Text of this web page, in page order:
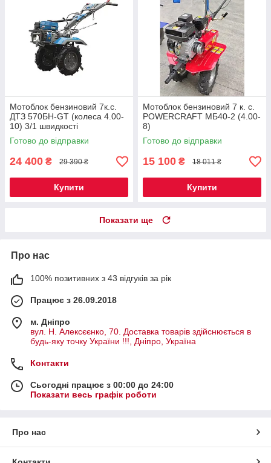
Мотоблок бензиновий 7к.с.
ДТЗ 570БН-GT (колеса 4.00-
10) 3/1 швидкості
БЕЗКОШТОВНА ДОСТАВКА
Готово до відправки
24 400 ₴ 29 390 ₴
Купити
Мотоблок бензиновий 7 к. с.
POWERCRAFT МБ40-2 (4.00-
8)
Готово до відправки
15 100 ₴ 18 011 ₴
Купити
Показати ще
Про нас
100% позитивних з 43 відгуків за рік
Працює з 26.09.2018
м. Дніпро
вул. Н. Алексєєнко, 70. Доставка товарів здійснюється в
будь-яку точку України !!!, Дніпро, Україна
Контакти
Сьогодні працює з 00:00 до 24:00
Показати весь графік роботи
Про нас